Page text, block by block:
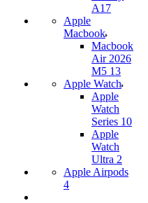
A17
Apple
Macbook
Macbook
Air 2026
M5 13
Apple Watch
Apple
Watch
Series 10
Apple
Watch
Ultra 2
Apple Airpods
4